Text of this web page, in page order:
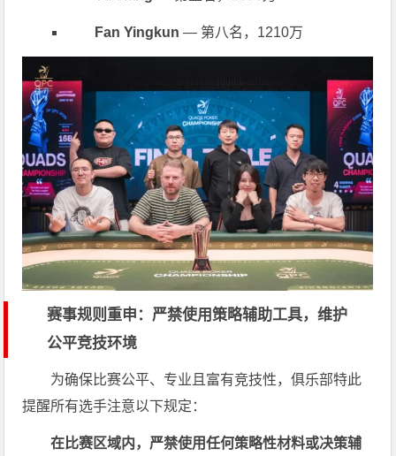
Fan Yingkun — 第八名，1210万
赛事规则重申：严禁使用策略辅助工具，维护
公平竞技环境
为确保比赛公平、专业且富有竞技性，俱乐部特此
提醒所有选手注意以下规定：
在比赛区域内，严禁使用任何策略性材料或决策辅